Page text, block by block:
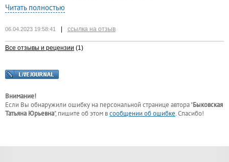
Читать полностью
06.04.2023 19:58:41 | ссылка на отзыв
Все отзывы и рецензии (1)
Внимание!
Если Вы обнаружили ошибку на персональной странице автора "Быковская
Татьяна Юрьевна", пишите об этом всообщении об ошибке. Спасибо!